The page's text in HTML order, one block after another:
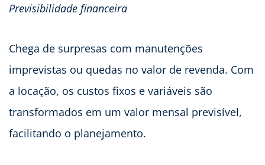
Previsibilidade financeira
Chega de surpresas com manutenções
imprevistas ou quedas no valor de revenda. Com
a locação, os custos fixos e variáveis são
transformados em um valor mensal previsível,
facilitando o planejamento.